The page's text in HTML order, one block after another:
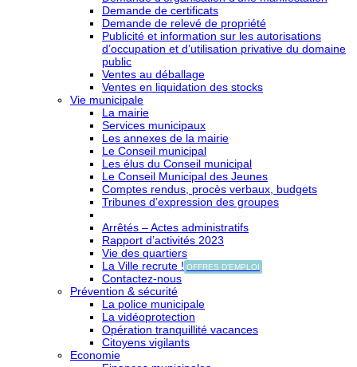
Demande de certificats
Demande de relevé de propriété
Publicité et information sur les autorisations
d’occupation et d’utilisation privative du domaine
public
Ventes au déballage
Ventes en liquidation des stocks
Vie municipale
La mairie
Services municipaux
Les annexes de la mairie
Le Conseil municipal
Les élus du Conseil municipal
Le Conseil Municipal des Jeunes
Comptes rendus, procès verbaux, budgets
Tribunes d’expression des groupes
Arrêtés – Actes administratifs
Rapport d’activités 2023
Vie des quartiers
La Ville recrute ! OFFRES D'EMPLOI
Contactez-nous
Prévention & sécurité
La police municipale
La vidéoprotection
Opération tranquillité vacances
Citoyens vigilants
Economie